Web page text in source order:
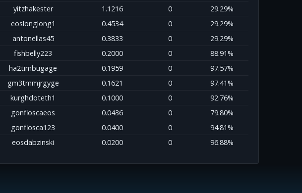
yitzhakester
1.1216 0
29.29%
eoslonglong1
0.4534 0
29.29%
antonellas45
0.3833 0
29.29%
fishbelly223
0.2000 0
88.91%
ha2timbugage
0.1959 0
97.57%
gm3tmmjrgyge
0.1621 0
97.41%
kurghdoteth1
0.1000 0
92.76%
gonfloscaeos
0.0436 0
79.80%
gonflosca123
0.0400 0
94.81%
eosdabzinski
0.0200 0 96.88%